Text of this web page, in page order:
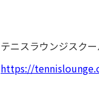
テニスラウンジスク
https://